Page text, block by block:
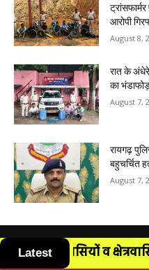
आरोपी
August 8,
रात के
का
August 7,
रायगढ़
बहुचर्चित
August 7,
Latest
अगस्त विश्व मूलनिवासी